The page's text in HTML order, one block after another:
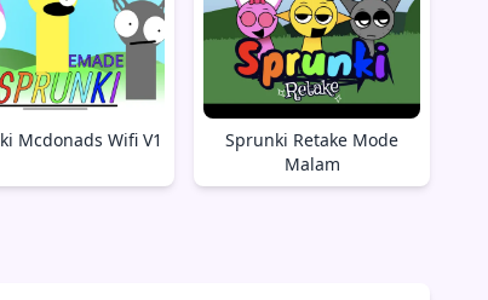
Mcdonads Wifi V1
Sprunki Retake Mode
Malam